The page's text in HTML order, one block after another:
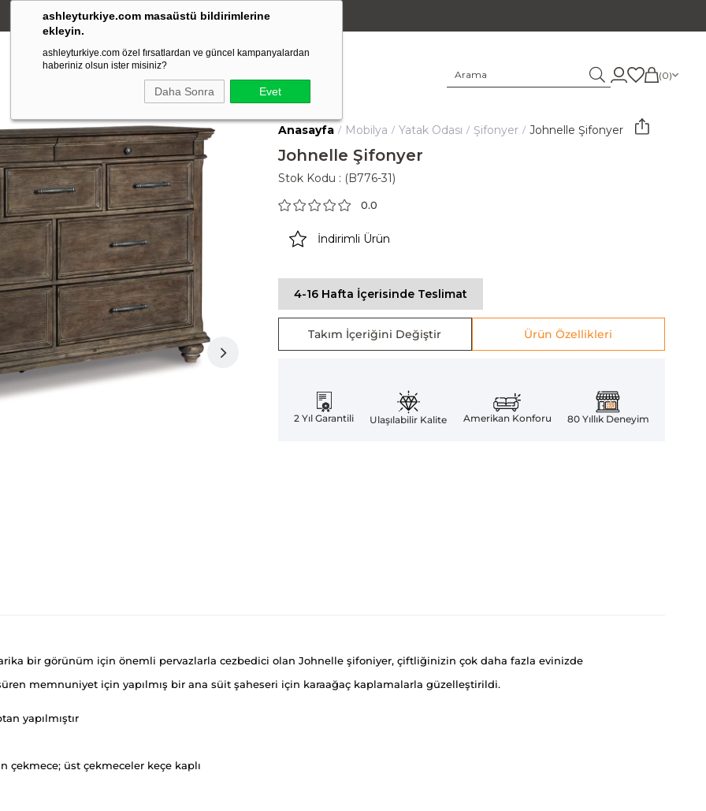
ashleyturkiye.com masaüstü bildirimlerine
ekleyin.
ashleyturkiye.com özel fırsatlardan ve güncel kampanyalardan
haberiniz olsun ister misiniz?
Daha Sonra Evet
Amerikan Stili Ergonomik Tasarım
0
Anasayfa Mobilya Yatak Odası Şifonyer Johnelle Şifonyer
Johnelle Şifonyer
Stok Kodu (B776-31)
0.0
İndirimli Ürün
4-16 Hafta İçerisinde Teslimat
Takım İçeriğini Değiştir Ürün Özellikleri
2 Yıl Garantili Ulaşılabilir Kalite Amerikan Konforu 80 Yıllık Deneyim
bir görünüm için önemli pervazlarla cezbedici olan Johnelle şifoniyer, çiftliğinizin çok daha fazla evinizde
memnuniyet için yapılmış bir ana süit şaheseri için karaağaç kaplamalarla güzelleştirildi.
yapılmıştır
çekmece; üst çekmeceler keçe kaplı